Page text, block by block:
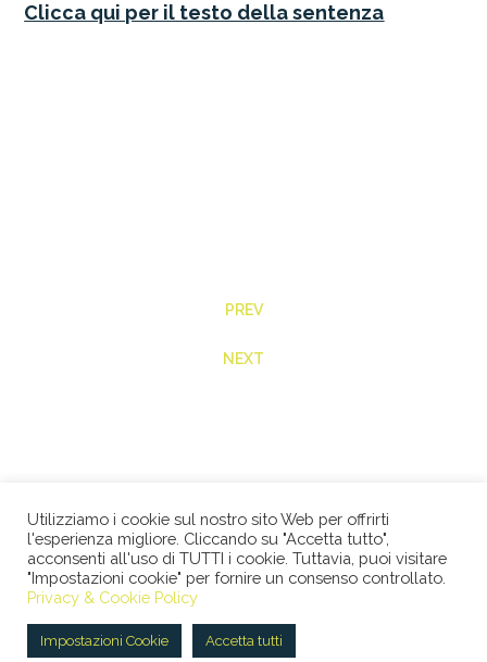
Clicca qui per il testo della sentenza
PREV
NEXT
© 2026 STUDIO LEGALE BERTACCO RECLA & PARTNERS •
VIA SAN CLEMENTE, 1 • 20122 MILANO • TEL +39 02
Policy|ENG
Utilizziamo i cookie sul nostro sito Web per offrirti
l'esperienza migliore. Cliccando su "Accetta tutto",
acconsenti all'uso di TUTTI i cookie. Tuttavia, puoi visitare
"Impostazioni cookie" per fornire un consenso controllato.
Privacy & Cookie Policy
Impostazioni Cookie Accetta tutti